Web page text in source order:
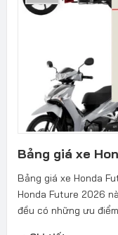
Bảng giá xe
Bảng giá xe Honda
Honda Future 2026
đều có những ưu